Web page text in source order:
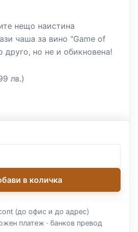
нещо наистина
чаша за вино "Game of
друго, но не и обикновена!
лв.)
в количка
(до офис и до адрес)
платеж · банков превод